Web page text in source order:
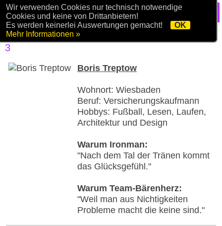
Team Bärenherz - SparkassenVersicherung
3
Boris Treptow
Wohnort: Wiesbaden
Beruf: Versicherungskaufmann
Hobbys: Fußball, Lesen, Laufen,
Architektur und Design
Warum Ironman:
"Nach dem Tal der Tränen kommt
das Glücksgefühl."
Warum Team-Bärenherz:
"Weil man aus Nichtigkeiten
Probleme macht die keine sind."
Wir verwenden Cookies nur technisch notwendige
Cookies und keine von Drittanbietern!
Es werden keinerlei Auswertungen gemacht!
OK
Mehr Informationen »